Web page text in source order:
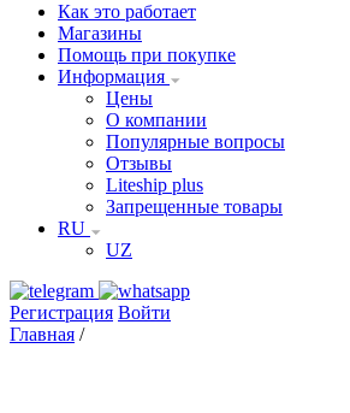
Как это работает
Магазины
Помощь при покупке
Информация
Цены
О компании
Популярные вопросы
Отзывы
Liteship plus
Запрещенные товары
RU
UZ
Регистрация Войти
Главная /